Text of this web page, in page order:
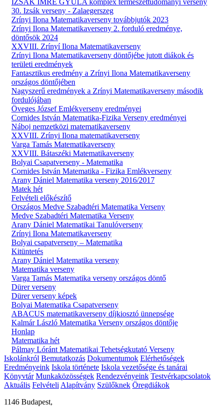
IZSÁK IMRE GYULA komplex természettudományi verseny
30. Izsák verseny - Zalaegerszeg
Zrínyi Ilona Matematikaverseny továbbjutók 2023
Zrínyi Ilona Matematikaverseny 2. forduló eredménye,
döntősök 2024
XXVIII. Zrínyí Ilona Matematikaverseny
Zrínyi Ilona Matematikaverseny döntőjébe jutott diákok és
területi eredmények
Fantasztikus eredmény a Zrínyi Ilona Matematikaverseny
országos döntőjében
Nagyszerű eredmények a Zrínyi Matematikaverseny második
fordulójában
Öveges József Emlékverseny eredményei
Cornides István Matematika-Fizika Verseny eredményei
Náboj nemzetközi matematikaverseny
XXVIII. Zrínyi Ilona matematikaverseny
Varga Tamás Matematikaverseny
XXVIII. Bátaszéki Matematikaverseny
Bolyai Csapatverseny - Matematika
Cornides István Matematika - Fizika Emlékverseny
Arany Dániel Matematika verseny 2016/2017
Matek hét
Felvételi előkészítő
Országos Medve Szabadtéri Matematika Verseny
Medve Szabadtéri Matematika Verseny
Arany Dániel Matematikai Tanulóverseny
Zrínyi Ilona Matematikaverseny
Bolyai csapatverseny – Matematika
Kitüntetés
Arany Dániel Matematika verseny
Matematika verseny
Varga Tamás Matematika verseny országos döntő
Dürer verseny
Dürer verseny képek
Bolyai Matematika Csapatverseny
ABACUS matematikaverseny díjkiosztó ünnepsége
Kalmár László Matematika Verseny országos döntője
Honlap
Matematika hét
Pálmay Lóránt Matematikai Tehetségkutató Verseny
Iskolánkról Bemutatkozás Dokumentumok Elérhetőségek
Eredményeink Iskola története Iskola vezetősége és tanárai
Könyvtár Munkaközösségek Rendezvényeink Testvérkapcsolatok
Aktuális FelvételiAlapítvány Szülőknek Öregdiákok
1146 Budapest,